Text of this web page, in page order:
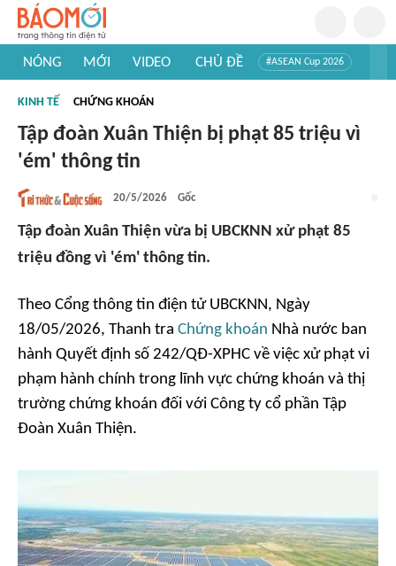
NÓNG MỚI VIDEO CHỦ ĐỀ #ASEAN Cup 2026
#Khám phá thế giới
KINH TẾ CHỨNG KHOÁN
Tập đoàn Xuân Thiện bị phạt 85 triệu vì
'ém' thông tin
20/5/2026 Gốc
Tập đoàn Xuân Thiện vừa bị UBCKNN xử phạt 85
triệu đồng vì 'ém' thông tin.
Theo Cổng thông tin điện tử UBCKNN, Ngày
18/05/2026, Thanh tra Chứng khoán Nhà nước ban
hành Quyết định số 242/QĐ-XPHC về việc xử phạt vi
phạm hành chính trong lĩnh vực chứng khoán và thị
trường chứng khoán đối với Công ty cổ phần Tập
Đoàn Xuân Thiện.